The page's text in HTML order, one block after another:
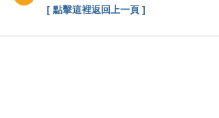
[ 點擊這裡返回上一頁 ]